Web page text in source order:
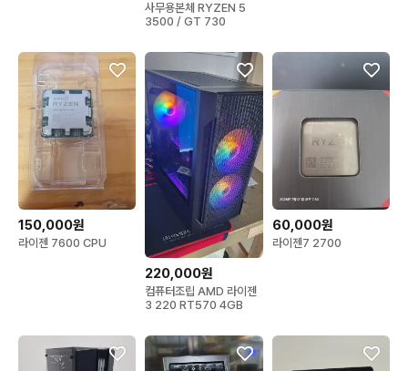
사무용본체 RYZEN 5
3500 / GT 730
150,000원
라이젠 7600 CPU
220,000원
컴퓨터조립 AMD 라이젠
3 220 RT570 4GB
60,000원
라이젠7 2700